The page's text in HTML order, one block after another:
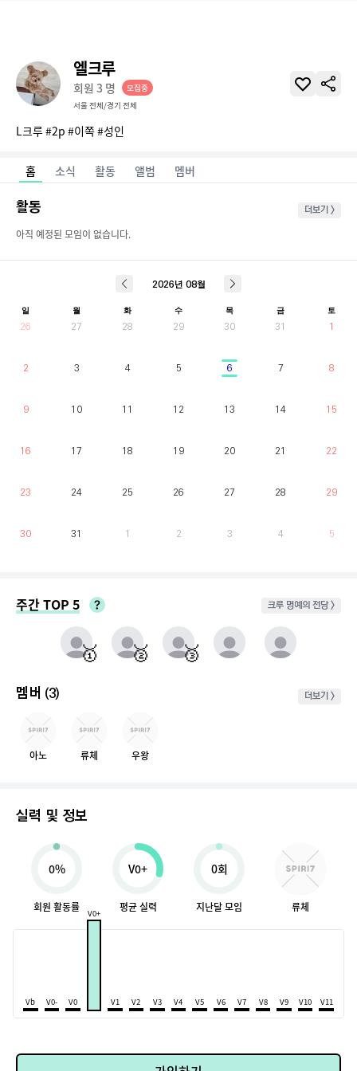
엘크루
회원 3 명
모집중
서울 전체/경기 전체
L크루 #2p #이쪽 #성인
홈 소식 활동 앨범 멤버
활동 더보기 >
아직 예정된 모임이 없습니다.
2026년 08월
일 월 화 수 목 금 토
26 27 28 29 30 31 1
2 3 4 5 6 7 8
9 10 11 12 13 14 15
16 17 18 19 20 21 22
23 24 25 26 27 28 29
30 31 1 2 3 4 5
주간 TOP 5 크루 명예의 전당 >
매주 월요일부터 일요일까지 가장 클라이밍 시간이 많은 유저를 실시간으로 반영.
동점자 처리방식 : 클라이밍 횟수가 많은 순
🥇 🥈 🥉
멤버 (3) 더보기 >
아노 류체 우왕
실력 및 정보
0%
회원 활동률
V0+
평균 실력
0회
지난달 모임 류체
Vb V0- V0
V0+
V1 V2 V3 V4 V5 V6 V7 V8 V9 V10 V11